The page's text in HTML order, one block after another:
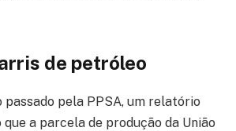
de petróleo
passado pela PPSA, um relatório
a parcela de produção da União